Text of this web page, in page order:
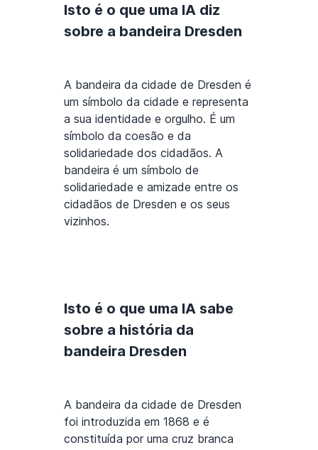
Isto é o que uma IA diz
sobre a bandeira Dresden
A bandeira da cidade de Dresden é
um símbolo da cidade e representa
a sua identidade e orgulho. É um
símbolo da coesão e da
solidariedade dos cidadãos. A
bandeira é um símbolo de
solidariedade e amizade entre os
cidadãos de Dresden e os seus
vizinhos.
Isto é o que uma IA sabe
sobre a história da
bandeira Dresden
A bandeira da cidade de Dresden
foi introduzida em 1868 e é
constituída por uma cruz branca